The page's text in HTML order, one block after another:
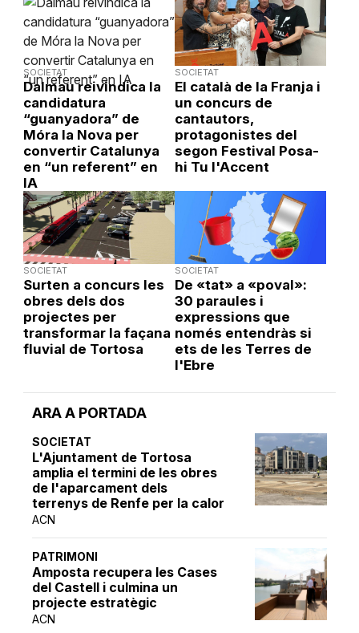
ARA A PORTADA
SOCIETAT
L'Ajuntament de Tortosa
amplia el termini de les obres
de l'aparcament dels
terrenys de Renfe per la calor
ACN
PATRIMONI
Amposta recupera les Cases
del Castell i culmina un
projecte estratègic
ACN
SOCIETAT
Dalmau reivindica la
candidatura
“guanyadora” de
Móra la Nova per
convertir Catalunya
en “un referent” en
IA
SOCIETAT
El català de la Franja i
un concurs de
cantautors,
protagonistes del
segon Festival Posa-
hi Tu l'Accent
SOCIETAT
Surten a concurs les
obres dels dos
projectes per
transformar la façana
fluvial de Tortosa
SOCIETAT
De «tat» a «poval»:
30 paraules i
expressions que
només entendràs si
ets de les Terres de
l'Ebre